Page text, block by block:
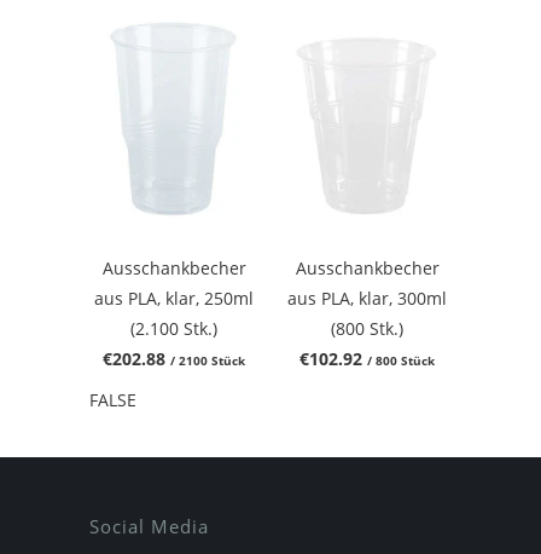
Ausschankbecher
aus PLA, klar, 250ml
(2.100 Stk.)
€202.88 / 2100 Stück
Ausschankbecher
aus PLA, klar, 300ml
(800 Stk.)
€102.92 / 800 Stück
FALSE
Social Media